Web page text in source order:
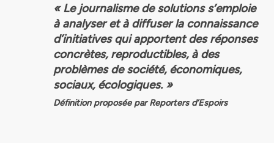
« Le journalisme de solutions s’emploie
à analyser et à diffuser la connaissance
d’initiatives qui apportent des réponses
concrètes, reproductibles, à des
problèmes de société, économiques,
sociaux, écologiques. »
Définition proposée par Reporters d’Espoirs